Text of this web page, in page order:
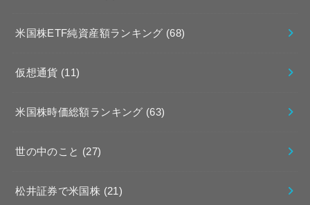
米国株ETF純資産額ランキング (68)
仮想通貨 (11)
米国株時価総額ランキング (63)
世の中のこと (27)
松井証券で米国株 (21)